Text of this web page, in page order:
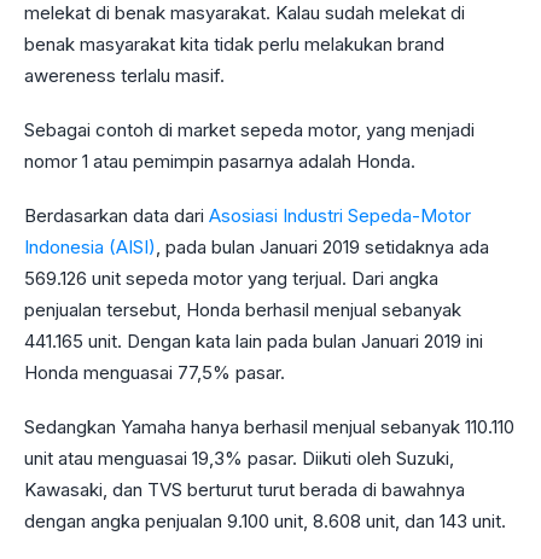
melekat di benak masyarakat. Kalau sudah melekat di
benak masyarakat kita tidak perlu melakukan brand
awereness terlalu masif.
Sebagai contoh di market sepeda motor, yang menjadi
nomor 1 atau pemimpin pasarnya adalah Honda.
Berdasarkan data dari Asosiasi Industri Sepeda-Motor
Indonesia (AISI) , pada bulan Januari 2019 setidaknya ada
569.126 unit sepeda motor yang terjual. Dari angka
penjualan tersebut, Honda berhasil menjual sebanyak
441.165 unit. Dengan kata lain pada bulan Januari 2019 ini
Honda menguasai 77,5% pasar.
Sedangkan Yamaha hanya berhasil menjual sebanyak 110.110
unit atau menguasai 19,3% pasar. Diikuti oleh Suzuki,
Kawasaki, dan TVS berturut turut berada di bawahnya
dengan angka penjualan 9.100 unit, 8.608 unit, dan 143 unit.